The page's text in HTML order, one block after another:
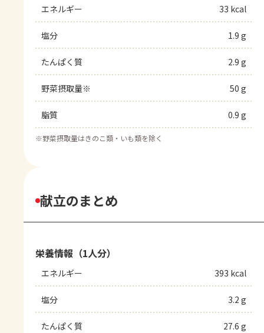
エネルギー 33 kcal
塩分 1.9 g
たんぱく質 2.9 g
野菜摂取量※ 50 g
脂質 0.9 g
※野菜摂取量はきのこ類・いも類を除く
献立のまとめ
栄養情報（1人分）
エネルギー 393 kcal
塩分 3.2 g
たんぱく質 27.6 g